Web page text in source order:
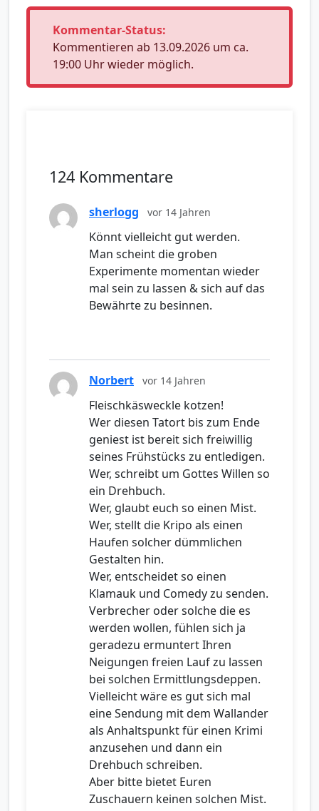
Kommentar-Status:
Kommentieren ab 13.09.2026 um ca.
19:00 Uhr wieder möglich.
124 Kommentare
sherlogg vor 14 Jahren
Könnt vielleicht gut werden.
Man scheint die groben
Experimente momentan wieder
mal sein zu lassen & sich auf das
Bewährte zu besinnen.
Norbert vor 14 Jahren
Fleischkäsweckle kotzen!
Wer diesen Tatort bis zum Ende
geniest ist bereit sich freiwillig
seines Frühstücks zu entledigen.
Wer, schreibt um Gottes Willen so
ein Drehbuch.
Wer, glaubt euch so einen Mist.
Wer, stellt die Kripo als einen
Haufen solcher dümmlichen
Gestalten hin.
Wer, entscheidet so einen
Klamauk und Comedy zu senden.
Verbrecher oder solche die es
werden wollen, fühlen sich ja
geradezu ermuntert Ihren
Neigungen freien Lauf zu lassen
bei solchen Ermittlungsdeppen.
Vielleicht wäre es gut sich mal
eine Sendung mit dem Wallander
als Anhaltspunkt für einen Krimi
anzusehen und dann ein
Drehbuch schreiben.
Aber bitte bietet Euren
Zuschauern keinen solchen Mist.